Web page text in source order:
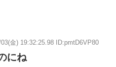
金) 19:32:25.98 ID:pmtD6VP80
にね